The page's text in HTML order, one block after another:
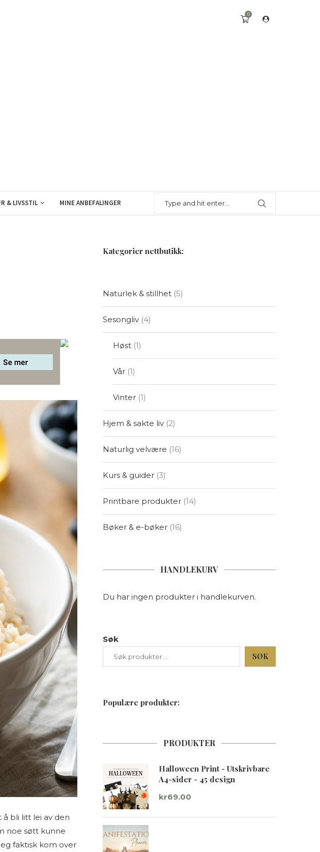
0
& LIVSSTIL MINE ANBEFALINGER
bli litt lei av den
noe søtt kunne
faktisk kom over
Kategorier nettbutikk:
Naturlek & stillhet 5
Sesongliv 4
Høst 1
Vår 1
Vinter 1
Hjem & sakte liv 2
Naturlig velvære 16
Kurs & guider 3
Printbare produkter 14
Bøker & e-bøker 16
HANDLEKURV
Du har ingen produkter i handlekurven.
Søk
SØK
Populære produkter:
PRODUKTER
Halloween Print - Utskrivbare
A4-sider - 45 design
kr69.00